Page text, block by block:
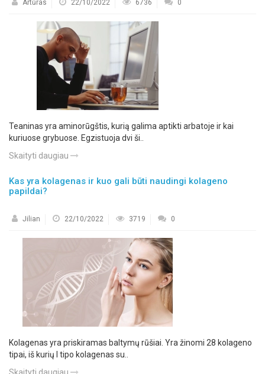
Artūras 22/10/2022 6736 0
Teaninas yra aminorūgštis, kurią galima aptikti arbatoje ir kai
kuriuose grybuose. Egzistuoja dvi ši..
Skaityti daugiau
Kas yra kolagenas ir kuo gali būti naudingi kolageno
papildai?
Jilian 22/10/2022 3719 0
Kolagenas yra priskiramas baltymų rūšiai. Yra žinomi 28 kolageno
tipai, iš kurių I tipo kolagenas su..